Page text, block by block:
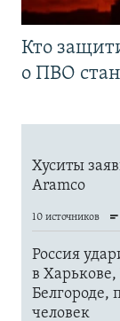
Кто
о ПВО